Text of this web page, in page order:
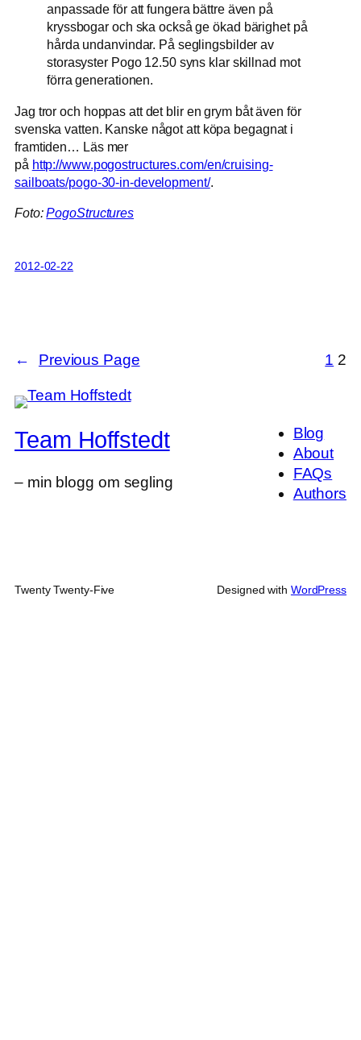
anpassade för att fungera bättre även på
kryssbogar och ska också ge ökad bärighet på
hårda undanvindar. På seglingsbilder av
storasyster Pogo 12.50 syns klar skillnad mot
förra generationen.
Jag tror och hoppas att det blir en grym båt även för
svenska vatten. Kanske något att köpa begagnat i
framtiden… Läs mer
på http://www.pogostructures.com/en/cruising-
sailboats/pogo-30-in-development/.
Foto:PogoStructures
2012-02-22
← Previous Page 1 2
Team Hoffstedt
– min blogg om segling
Blog
About
FAQs
Authors
Twenty Twenty-Five Designed with WordPress